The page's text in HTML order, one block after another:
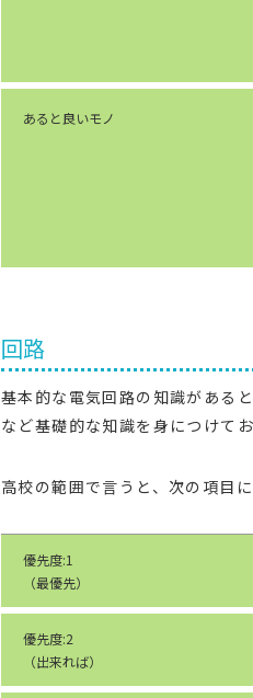
あると良いモノ
回路
基本的な電気回路の知識がある
など基礎的な知識を身につけて
高校の範囲で言うと、次の項目
優先度:1
（最優先）
優先度:2
（出来れば）